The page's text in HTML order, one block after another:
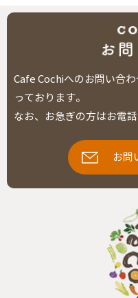
Cafe Cochiへのお問い合
っております。
なお、お急ぎの方はお電
お問